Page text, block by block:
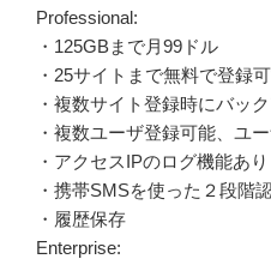
Professional:
・125GBまで月99ドル
・25サイトまで無料で登録可
・複数サイト登録時にバッ
・複数ユーザ登録可能、ユ
・アクセスIPのログ機能あり
・携帯SMSを使った２段階
・履歴保存
Enterprise: